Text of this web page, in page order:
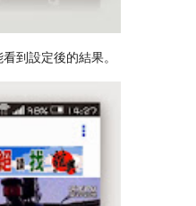
到設定後的結果。